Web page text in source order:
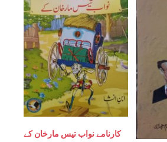
کارنامے نواب تیس مارخان کے